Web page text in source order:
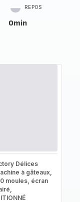
REPOS
0min
Délices
à gâteaux,
moules, écran